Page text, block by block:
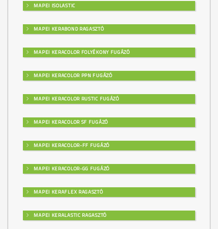
MAPEI ISOLASTIC
MAPEI KERABOND RAGASZTÓ
MAPEI KERACOLOR FOLYÉKONY FUGÁZÓ
MAPEI KERACOLOR PPN FUGÁZÓ
MAPEI KERACOLOR RUSTIC FUGÁZÓ
MAPEI KERACOLOR SF FUGÁZÓ
MAPEI KERACOLOR-FF FUGÁZÓ
MAPEI KERACOLOR-GG FUGÁZÓ
MAPEI KERAFLEX RAGASZTÓ
MAPEI KERALASTIC RAGASZTÓ